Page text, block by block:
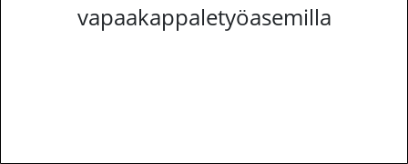
vapaakappaletyöasemilla